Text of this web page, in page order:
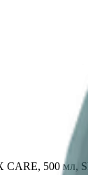
CARE, 500 мл,